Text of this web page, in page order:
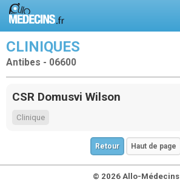
CLINIQUES
Antibes - 06600
CSR Domusvi Wilson
Clinique
Retour Haut de page
© 2026 Allo-Médecins